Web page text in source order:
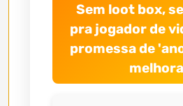
Sem loot box,
pra jogador de
promessa de
melhora